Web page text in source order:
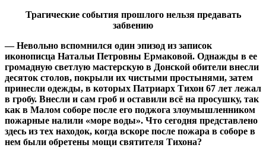
Трагические события прошлого нельзя предавать
забвению
— Невольно вспомнился один эпизод из записок
иконописца Натальи Петровны Ермаковой. Однажды в ее
громадную светлую мастерскую в Донской обители внесли
десяток столов, покрыли их чистыми простынями, затем
принесли одежды, в которых Патриарх Тихон 67 лет лежал
в гробу. Внесли и сам гроб и оставили всё на просушку, так
как в Малом соборе после его поджога злоумышленником
пожарные налили «море воды». Что сегодня представлено
здесь из тех находок, когда вскоре после пожара в соборе в
нем были обретены мощи святителя Тихона?